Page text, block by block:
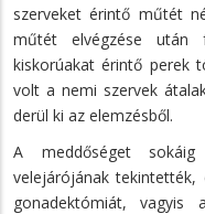
szerveket érintő műtét
műtét elvégzése után
kiskorúakat érintő perek
volt a nemi szervek
derül ki az elemzésből.
A meddőséget
velejárójának
gonadektómiát, vagyis